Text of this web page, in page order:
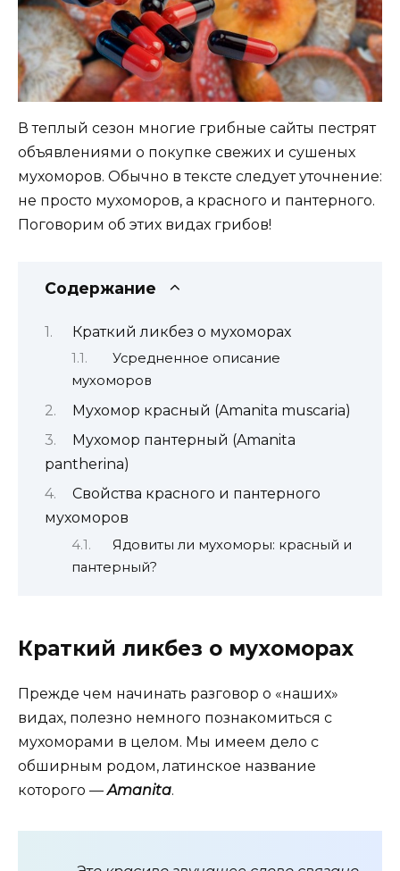
В теплый сезон многие грибные сайты пестрят
объявлениями о покупке свежих и сушеных
мухоморов. Обычно в тексте следует уточнение:
не просто мухоморов, а красного и пантерного.
Поговорим об этих видах грибов!
Содержание
Краткий ликбез о мухоморах
Усредненное описание
мухоморов
Мухомор красный (Amanita muscaria)
Мухомор пантерный (Amanita
pantherina)
Свойства красного и пантерного
мухоморов
Ядовиты ли мухоморы: красный и
пантерный?
Краткий ликбез о мухоморах
Прежде чем начинать разговор о «наших»
видах, полезно немного познакомиться с
мухоморами в целом. Мы имеем дело с
обширным родом, латинское название
которого —Amanita.